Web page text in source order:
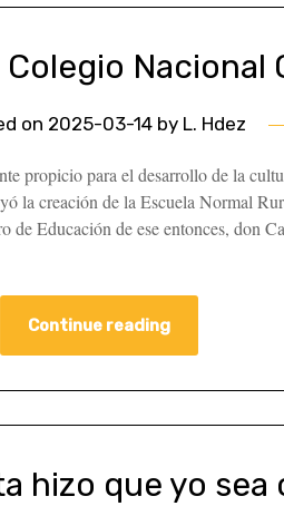
Nacional
on 2025-03-14by L. Hdez
propicio para el desarrollo de la
la creación de la Escuela Normal
de Educación de ese entonces, don
Continue reading
hizo que yo sea